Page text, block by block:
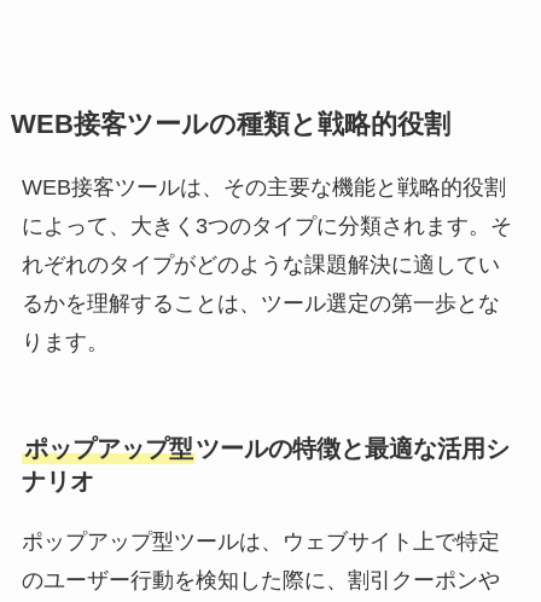
WEB接客ツールの種類と戦略的役割
WEB接客ツールは、その主要な機能と戦略的役割
によって、大きく3つのタイプに分類されます。そ
れぞれのタイプがどのような課題解決に適してい
るかを理解することは、ツール選定の第一歩とな
ります。
ポップアップ型ツールの特徴と最適な活用シ
ナリオ
ポップアップ型ツールは、ウェブサイト上で特定
のユーザー行動を検知した際に、割引クーポンや